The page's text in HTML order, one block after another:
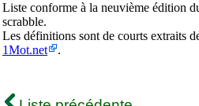
Liste conforme à la neuvième édition
scrabble.
Les définitions sont de courts extraits
1Mot.net
.